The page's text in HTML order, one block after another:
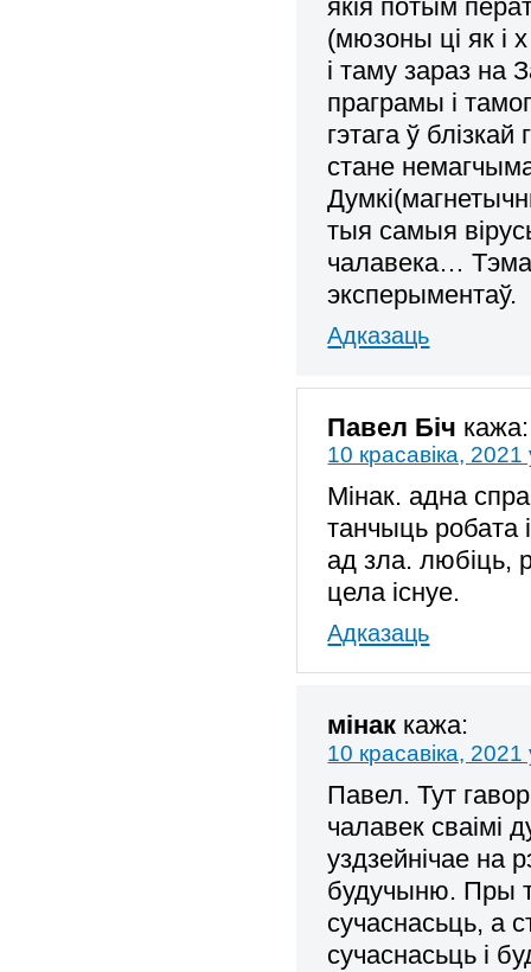
якія потым
(мюзоны ці як і
і таму зараз на
праграмы і
гэтага ў
стане
тыя самыя
чалавека… Тэма
эксперыментаў.
Адказаць
Павел Біч кажа:
10 красавіка,
Мінак. адна
танчыць робата
ад зла. любіць,
цела існуе.
Адказаць
мінак кажа:
10 красавіка,
Павел. Тут
чалавек сваімі
уздзейнічае на
будучыню. Пры
сучаснасьць, а
сучаснасьць і